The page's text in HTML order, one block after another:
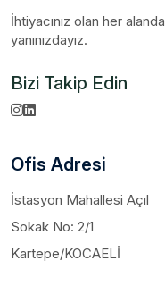
İhtiyacınız olan her alanda
yanınızdayız.
Bizi Takip Edin
Ofis Adresi
İstasyon Mahallesi Açıl
Sokak No: 2/1
Kartepe/KOCAELİ